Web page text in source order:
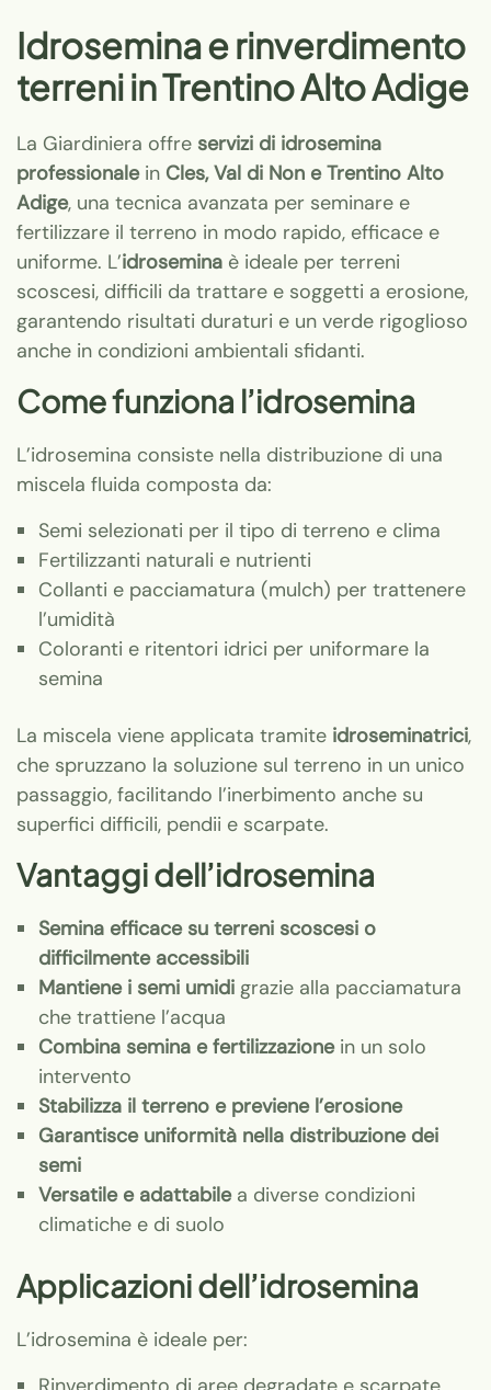
Idrosemina e rinverdimento
terreni in Trentino Alto Adige
La Giardiniera offre servizi di idrosemina
professionalein Cles, Val di Non e Trentino Alto
Adige, una tecnica avanzata per seminare e
fertilizzare il terreno in modo rapido, efficace e
uniforme. L’idrosemina è ideale per terreni
scoscesi, difficili da trattare e soggetti a erosione,
garantendo risultati duraturi e un verde rigoglioso
anche in condizioni ambientali sfidanti.
Come funziona l’idrosemina
L’idrosemina consiste nella distribuzione di una
miscela fluida composta da:
Semi selezionati per il tipo di terreno e clima
Fertilizzanti naturali e nutrienti
Collanti e pacciamatura (mulch) per trattenere
l’umidità
Coloranti e ritentori idrici per uniformare la
semina
La miscela viene applicata tramite idroseminatrici,
che spruzzano la soluzione sul terreno in un unico
passaggio, facilitando l’inerbimento anche su
superfici difficili, pendii e scarpate.
Vantaggi dell’idrosemina
Semina efficace su terreni scoscesi o
difficilmente accessibili
Mantiene i semi umidi grazie alla pacciamatura
che trattiene l’acqua
Combina semina e fertilizzazionein un solo
intervento
Stabilizza il terreno e previene l’erosione
Garantisce uniformità nella distribuzione dei
semi
Versatile e adattabilea diverse condizioni
climatiche e di suolo
Applicazioni dell’idrosemina
L’idrosemina è ideale per: